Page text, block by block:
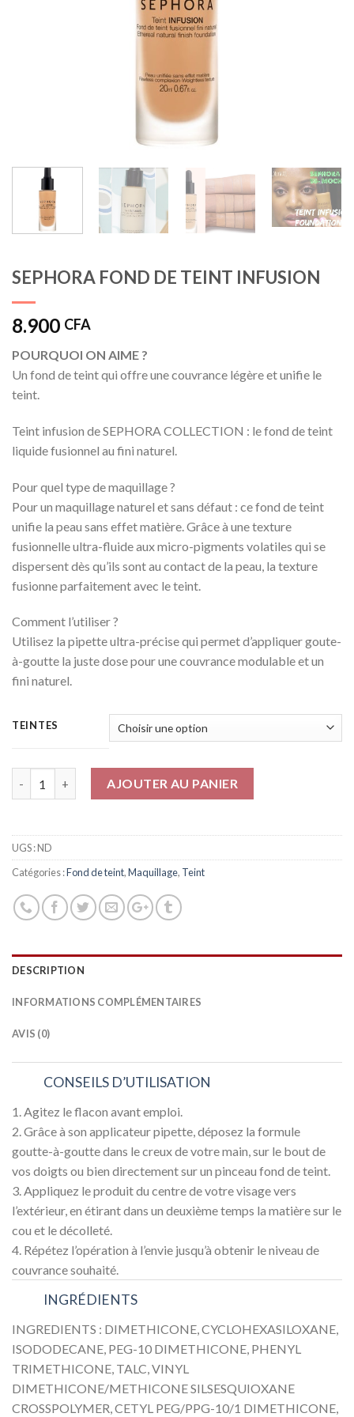
SEPHORA FOND DE TEINT INFUSION
8.900 CFA
POURQUOI ON AIME ?
Un fond de teint qui offre une couvrance légère et unifie le
teint.
Teint infusion de SEPHORA COLLECTION : le fond de teint
liquide fusionnel au fini naturel.
Pour quel type de maquillage ?
Pour un maquillage naturel et sans défaut : ce fond de teint
unifie la peau sans effet matière. Grâce à une texture
fusionnelle ultra-fluide aux micro-pigments volatiles qui se
dispersent dès qu’ils sont au contact de la peau, la texture
fusionne parfaitement avec le teint.
Comment l’utiliser ?
Utilisez la pipette ultra-précise qui permet d’appliquer goute-
à-goutte la juste dose pour une couvrance modulable et un
fini naturel.
TEINTES
AJOUTER AU PANIER
UGS :ND
Catégories :Fond de teint,Maquillage, Teint
DESCRIPTION
INFORMATIONS COMPLÉMENTAIRES
AVIS (0)
CONSEILS D’UTILISATION
1. Agitez le flacon avant emploi.
2. Grâce à son applicateur pipette, déposez la formule
goutte-à-goutte dans le creux de votre main, sur le bout de
vos doigts ou bien directement sur un pinceau fond de teint.
3. Appliquez le produit du centre de votre visage vers
l’extérieur, en étirant dans un deuxième temps la matière sur le
cou et le décolleté.
4. Répétez l’opération à l’envie jusqu’à obtenir le niveau de
couvrance souhaité.
INGRÉDIENTS
INGREDIENTS : DIMETHICONE, CYCLOHEXASILOXANE,
ISODODECANE, PEG-10 DIMETHICONE, PHENYL
TRIMETHICONE, TALC, VINYL
DIMETHICONE/METHICONE SILSESQUIOXANE
CROSSPOLYMER, CETYL PEG/PPG-10/1 DIMETHICONE,